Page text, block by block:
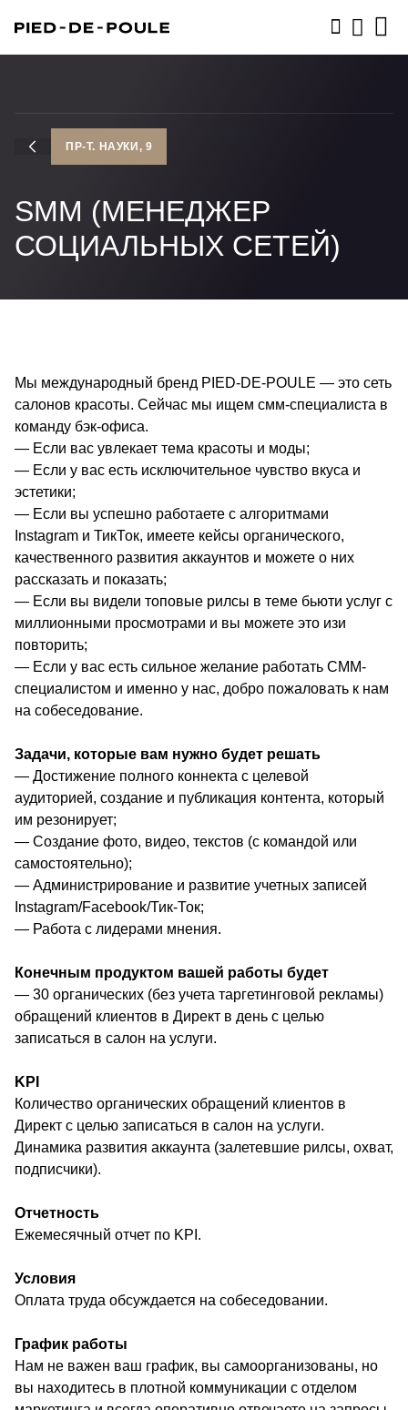
ПР-Т. НАУКИ, 9
SMM (МЕНЕДЖЕР
СОЦИАЛЬНЫХ СЕТЕЙ)
Мы международный бренд PIED-DE-POULE — это сеть
салонов красоты. Сейчас мы ищем смм-специалиста в
команду бэк-офиса.
— Если вас увлекает тема красоты и моды;
— Если у вас есть исключительное чувство вкуса и
эстетики;
— Если вы успешно работаете с алгоритмами
Instagram и ТикТок, имеете кейсы органического,
качественного развития аккаунтов и можете о них
рассказать и показать;
— Если вы видели топовые рилсы в теме бьюти услуг с
миллионными просмотрами и вы можете это изи
повторить;
— Если у вас есть сильное желание работать СММ-
специалистом и именно у нас, добро пожаловать к нам
на собеседование.
Задачи, которые вам нужно будет решать
— Достижение полного коннекта с целевой
аудиторией, создание и публикация контента, который
им резонирует;
— Создание фото, видео, текстов (с командой или
самостоятельно);
— Администрирование и развитие учетных записей
Instagram/Facebook/Тик-Ток;
— Работа с лидерами мнения.
Конечным продуктом вашей работы будет
— 30 органических (без учета таргетинговой рекламы)
обращений клиентов в Директ в день с целью
записаться в салон на услуги.
KPI
Количество органических обращений клиентов в
Директ с целью записаться в салон на услуги.
Динамика развития аккаунта (залетевшие рилсы, охват,
подписчики).
Отчетность
Ежемесячный отчет по KPI.
Условия
Оплата труда обсуждается на собеседовании.
График работы
Нам не важен ваш график, вы самоорганизованы, но
вы находитесь в плотной коммуникации с отделом